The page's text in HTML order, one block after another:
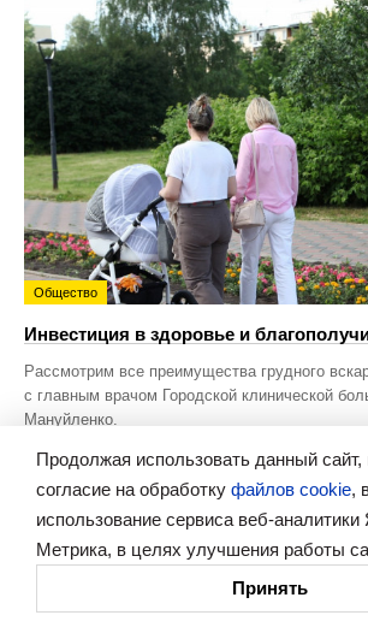
Общество
Инвестиция в здоровье и
Рассмотрим все преимущества грудного
с главным врачом Городской клинической
Мануйленко.
Новости
Политика
Экономика
Продолжая использовать данный
согласие на обработку файлов cookie,
использование сервиса веб-аналитики
Метрика, в целях улучшения работы
Принять